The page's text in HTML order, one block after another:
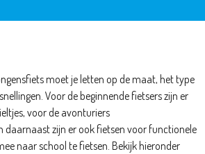
moet je letten op de maat, het type
Voor de beginnende fietsers zijn er
voor de avonturiers
daarnaast zijn er ook fietsen voor functionele
naar school te fietsen. Bekijk hieronder